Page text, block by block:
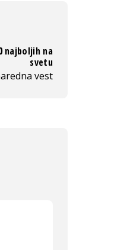
najboljih na
svetu
vest